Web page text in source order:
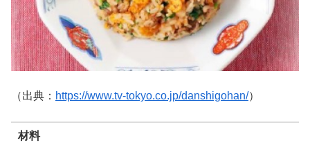
（出典： https://www.tv-tokyo.co.jp/danshigohan/）
材料